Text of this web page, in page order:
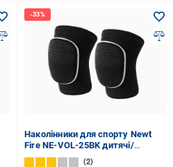
Наколінники для спорту Newt
Fire NE-VOL-25BK дитячі/
підліткові
2